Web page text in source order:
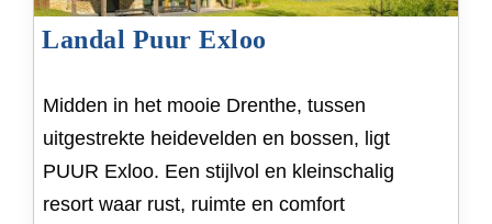
Landal Puur Exloo
Midden in het mooie Drenthe, tussen
uitgestrekte heidevelden en bossen, ligt
PUUR Exloo. Een stijlvol en kleinschalig
resort waar rust, ruimte en comfort